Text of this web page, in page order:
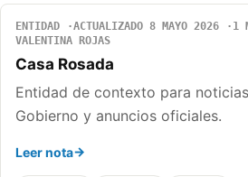
ENTIDAD ACTUALIZADO 8 MAYO 2026
1
VALENTINA ROJAS
Casa Rosada
Entidad de contexto para
Gobierno y anuncios oficiales.
Leer nota